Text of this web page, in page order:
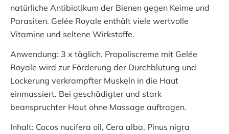
natürliche Antibiotikum der Bienen gegen Keime und
Parasiten. Gelée Royale enthält viele wertvolle
Vitamine und seltene Wirkstoffe.
Anwendung: 3 x täglich. Propoliscreme mit Gelée
Royale wird zur Förderung der Durchblutung und
Lockerung verkrampfter Muskeln in die Haut
einmassiert. Bei geschädigter und stark
beanspruchter Haut ohne Massage auftragen.
Inhalt: Cocos nucifera oil, Cera alba, Pinus nigra